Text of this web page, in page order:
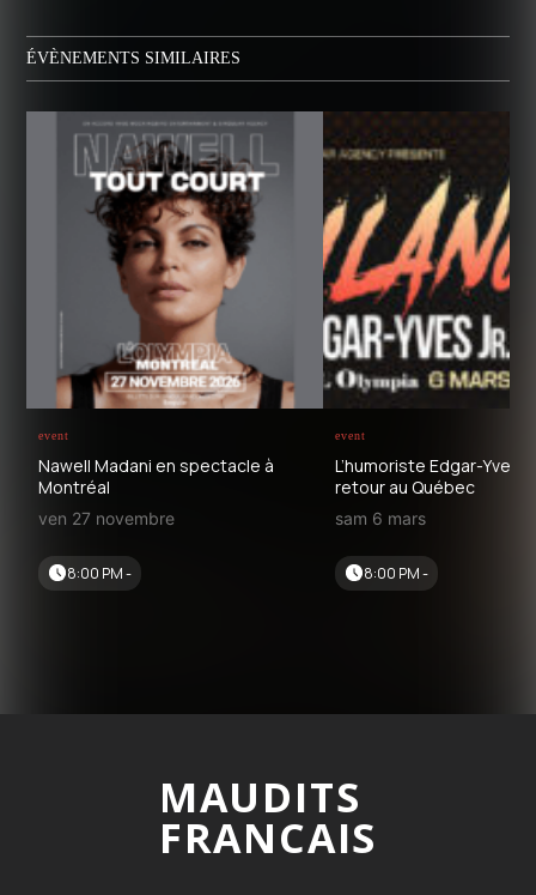
ÉVÈNEMENTS SIMILAIRES
event
Nawell Madani en spectacle à
Montréal
ven 27 novembre
8:00 PM -
event
L’humoriste Edgar-Yves
retour au Québec
sam 6 mars
8:00 PM -
MAUDITS
FRANCAIS